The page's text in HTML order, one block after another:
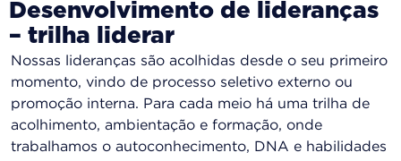
Desenvolvimento de lideranças
– trilha liderar
Nossas lideranças são acolhidas desde o seu primeiro
momento, vindo de processo seletivo externo ou
promoção interna. Para cada meio há uma trilha de
acolhimento, ambientação e formação, onde
trabalhamos o autoconhecimento, DNA e habilidades